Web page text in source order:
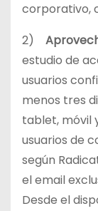
corporativo,
2)
estudio de
usuarios
menos tres
tablet, móvil
usuarios de
según
el email
Desde el